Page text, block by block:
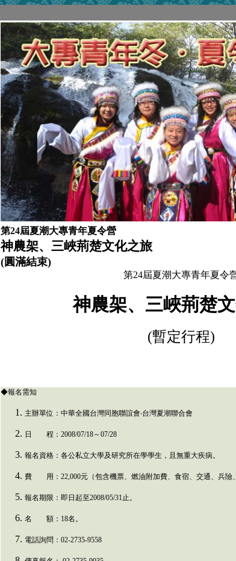
第24屆夏潮大專青年夏令營
神農架、三峽荊楚文化之旅
(圓滿結束)
第24屆夏潮大專青年夏令
神農架、三峽荊楚
(暫定行程)
◆報名需知
主辦單位：中華全國台灣同胞聯誼會‧台灣夏潮聯合會
日 程：2008/07/18～07/28
報名資格：各公私立大學及研究所在學學生，且無重大疾病。
費 用：22,000元（包含機票、燃油附加費、食宿、交通、兵險
報名期限：即日起至2008/05/31止。
名 額： 18名。
電話詢問： 02-2735-9558